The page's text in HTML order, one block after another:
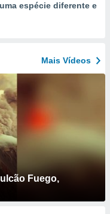
espécie diferente e
Mais Vídeos
Fuego,